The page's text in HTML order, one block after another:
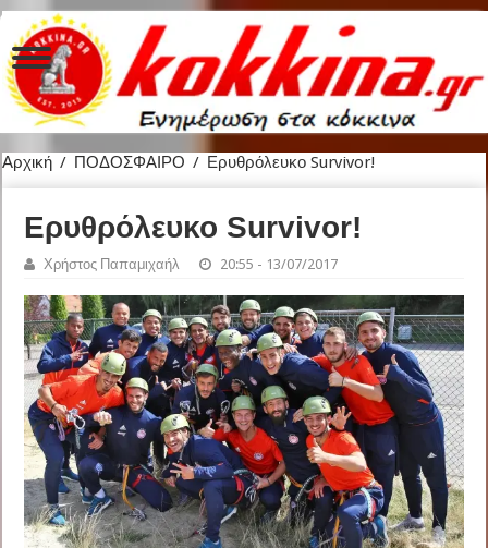
Αρχική / ΠΟΔΟΣΦΑΙΡΟ / Ερυθρόλευκο Survivor!
Ερυθρόλευκο Survivor!
Χρήστος Παπαμιχαήλ 20:55 - 13/07/2017